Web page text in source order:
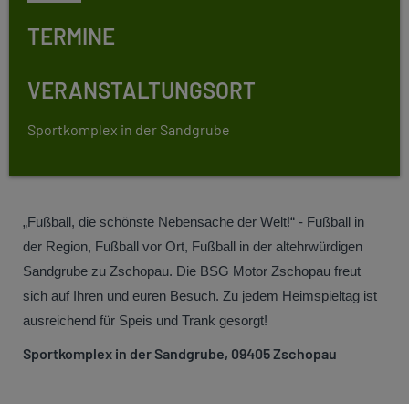
TERMINE
VERANSTALTUNGSORT
Sportkomplex in der Sandgrube
„Fußball, die schönste Nebensache der Welt!“ - Fußball in
der Region, Fußball vor Ort, Fußball in der altehrwürdigen
Sandgrube zu Zschopau. Die BSG Motor Zschopau freut
sich auf Ihren und euren Besuch. Zu jedem Heimspieltag ist
ausreichend für Speis und Trank gesorgt!
Sportkomplex in der Sandgrube, 09405 Zschopau